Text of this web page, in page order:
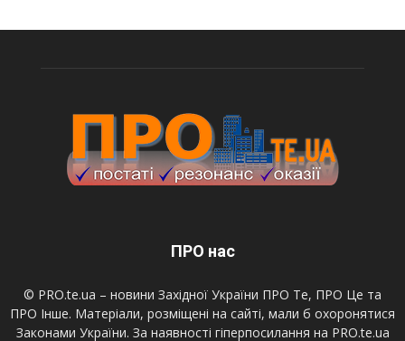
ПРО нас
© PRO.te.ua – новини Західної України ПРО Те, ПРО Це та
ПРО Інше. Матеріали, розміщені на сайті, мали б охоронятися
Законами України. За наявності гіперпосилання на PRO.te.ua